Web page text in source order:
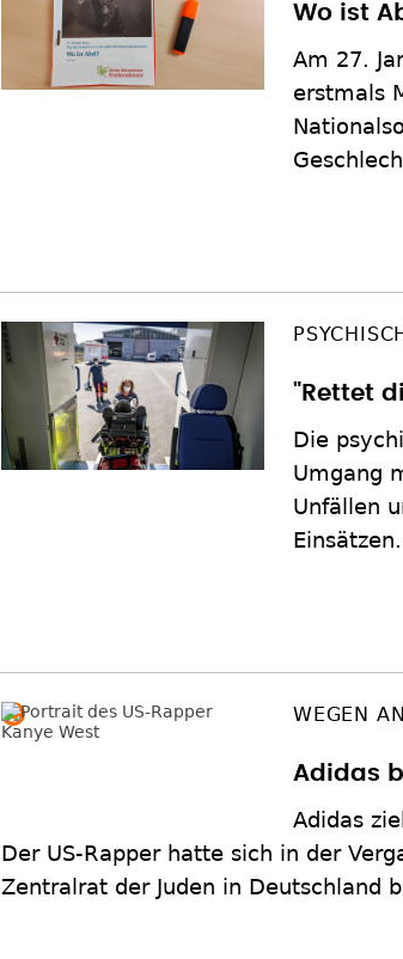
Wo ist
Am 27.
erstmals
"Rettet
Die
Umgang
Unfällen
Einsätzen.
WEGEN ANTISEMITISMUS
Adidas beendet
Adidas zieht die Reißleine und
der Vergangenheit immer wieder
Deutschland begrüßte die